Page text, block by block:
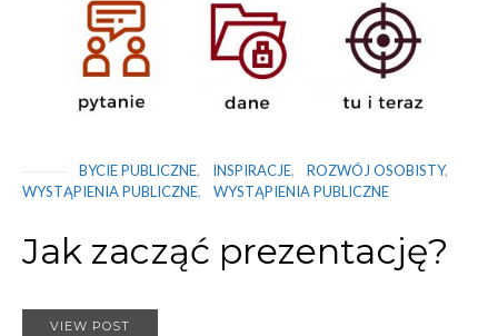
BYCIE PUBLICZNE INSPIRACJE
ROZWÓJ OSOBISTY
WYSTĄPIENIA PUBLICZNE
WYSTĄPIENIA PUBLICZNE
Jak zacząć prezentację?
VIEW POST